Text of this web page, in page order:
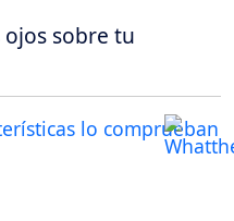
ojos sobre tu